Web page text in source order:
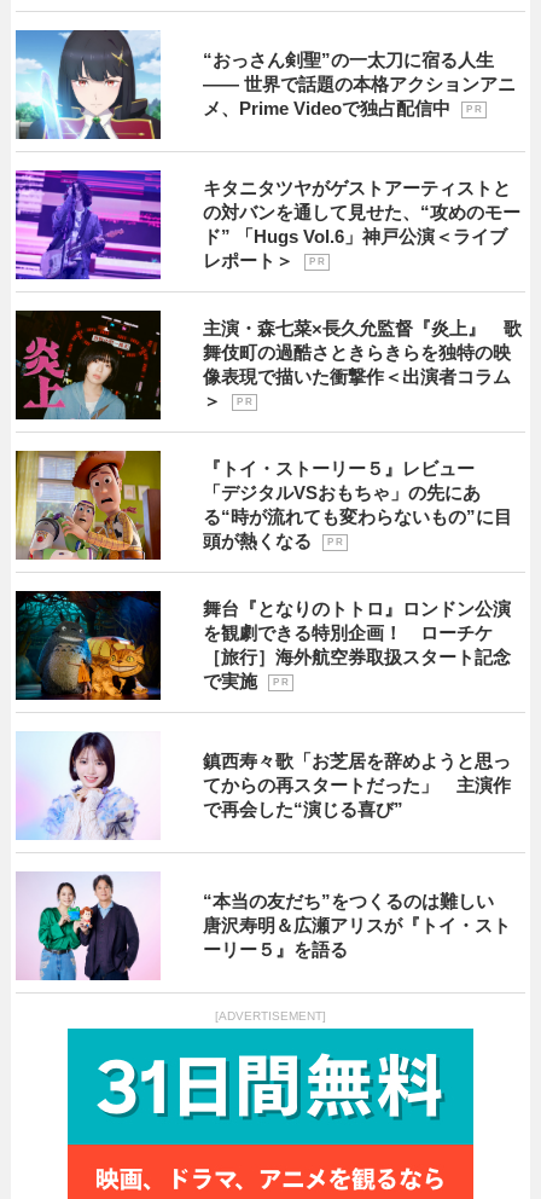
“おっさん剣聖”の一太刀に宿る人生
―― 世界で話題の本格アクションアニ
メ、Prime Videoで独占配信中
P R
キタニタツヤがゲストアーティストと
の対バンを通して見せた、“攻めのモー
ド” 「Hugs Vol.6」神戸公演＜ライブ
レポート＞
P R
主演・森七菜×長久允監督『炎上』 歌
舞伎町の過酷さときらきらを独特の映
像表現で描いた衝撃作＜出演者コラム
＞
P R
『トイ・ストーリー５』レビュー
「デジタルVSおもちゃ」の先にあ
る“時が流れても変わらないもの”に目
頭が熱くなる
P R
舞台『となりのトトロ』ロンドン公演
を観劇できる特別企画！ ローチケ
［旅行］海外航空券取扱スタート記念
で実施
P R
鎮西寿々歌「お芝居を辞めようと思っ
てからの再スタートだった」 主演作
で再会した“演じる喜び”
“本当の友だち”をつくるのは難しい
唐沢寿明＆広瀬アリスが『トイ・スト
ーリー５』を語る
[ADVERTISEMENT]